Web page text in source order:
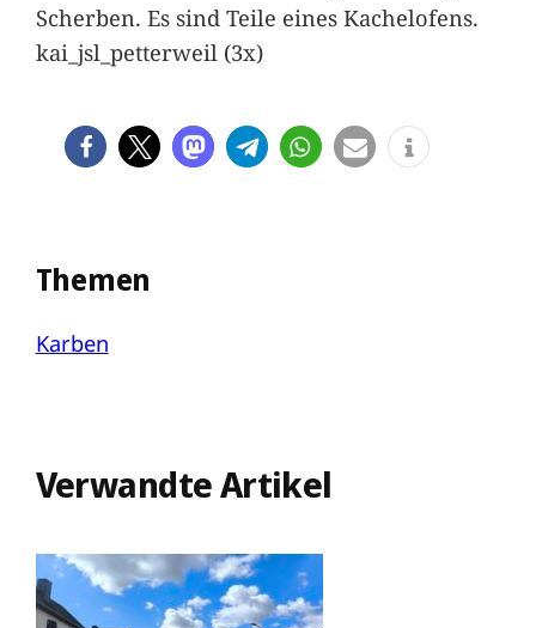
Scherben. Es sind Teile eines Kachelofens.
kai_jsl_petterweil (3x)
Themen
Karben
Verwandte Artikel